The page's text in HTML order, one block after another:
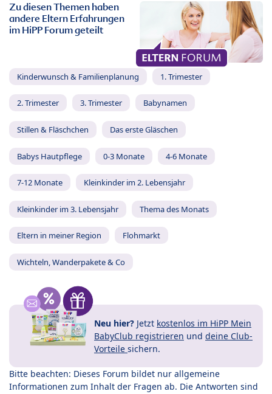
Zu diesen Themen haben
andere Eltern Erfahrungen
im HiPP Forum geteilt
Kinderwunsch & Familienplanung 1. Trimester
2. Trimester 3. Trimester Babynamen
Stillen & Fläschchen Das erste Gläschen
Babys Hautpflege 0-3 Monate 4-6 Monate
7-12 Monate Kleinkinder im 2. Lebensjahr
Kleinkinder im 3. Lebensjahr Thema des Monats
Eltern in meiner Region Flohmarkt
Wichteln, Wanderpakete & Co
Neu hier? Jetzt kostenlos im HiPP Mein
BabyClub registrieren und deine Club-
Vorteile sichern.
Bitte beachten: Dieses Forum bildet nur allgemeine
Informationen zum Inhalt der Fragen ab. Die Antworten sind